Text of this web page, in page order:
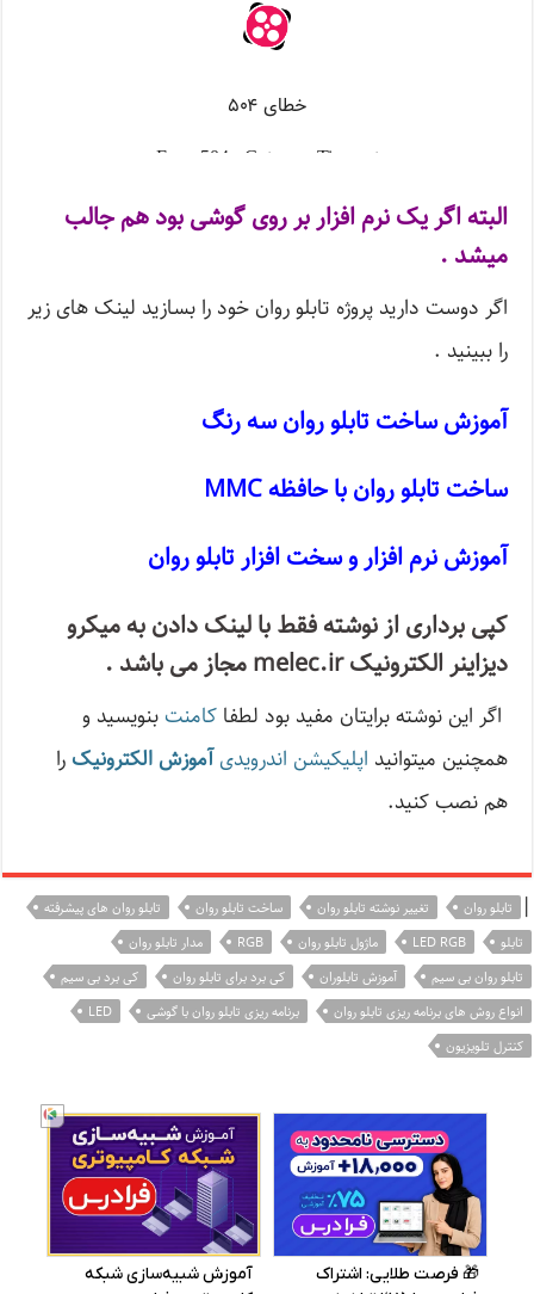
البته اگر یک نرم افزار بر روی گوشی بود هم جالب
میشد .
اگر دوست دارید پروژه تابلو روان خود را بسازید لینک های زیر
را ببینید .
آموزش ساخت تابلو روان سه رنگ
ساخت تابلو روان با حافظه MMC
آموزش نرم افزار و سخت افزار تابلو روان
کپی برداری از نوشته فقط با لینک دادن به میکرو
دیزاینر الکترونیک melec.ir مجاز می باشد .
اگر این نوشته‌ برایتان مفید بود لطفاکامنت بنویسید و
همچنین میتوانید اپلیکیشن اندرویدیآموزش الکترونیک را
هم نصب کنید.
| تابلو روان تغییر نوشته تابلو روان ساخت تابلو روان
تابلو روان های پیشرفته
تابلو
LED RGB ماژول تابلو روان RGB
مدار تابلو روان
تابلو روان بی سیم
آموزش تابلوران کی برد برای تابلو روان
کی برد بی سیم
انواع روش های برنامه ریزی تابلو روان
برنامه ریزی تابلو روان با گوشی
LED
کنترل تلویزیون